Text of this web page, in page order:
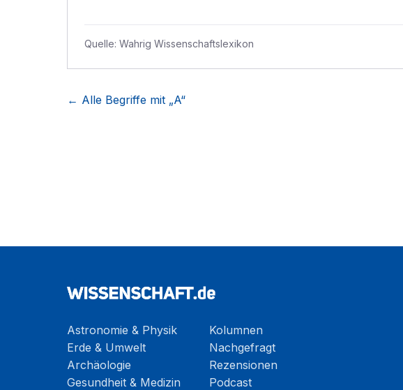
Quelle: Wahrig Wissenschaftslexikon
← Alle Begriffe mit „A“
Astronomie & Physik
Erde & Umwelt
Archäologie
Gesundheit & Medizin
Kolumnen
Nachgefragt
Rezensionen
Podcast